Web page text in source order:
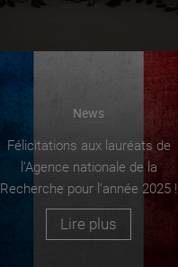
News
Félicitations aux lauréats de
l’Agence nationale de la
Recherche pour l’année 2025 !
Lire plus